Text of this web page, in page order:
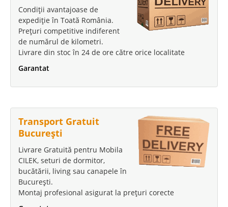
Condiții avantajoase de
expediție în Toată România.
Prețuri competitive indiferent
de numărul de kilometri.
Livrare din stoc în 24 de ore către orice localitate
Garantat
Transport Gratuit
București
Livrare Gratuită pentru Mobila
CILEK, seturi de dormitor,
bucătării, living sau canapele în
București.
Montaj profesional asigurat la prețuri corecte